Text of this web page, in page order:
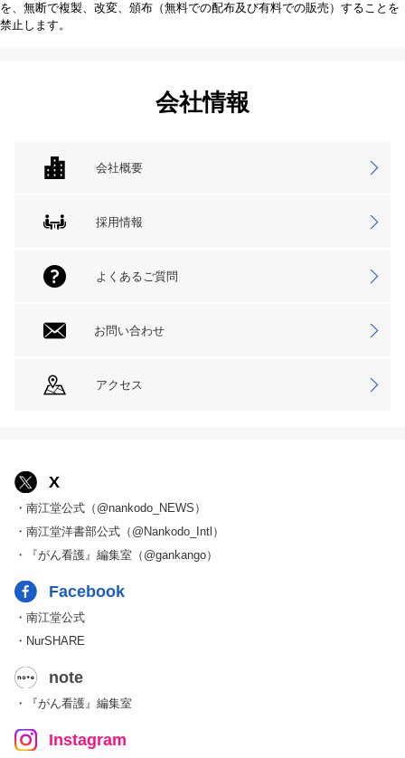
を、無断で複製、改変、頒布（無料での配布及び有料での販売）することを
禁止します。
会社情報
会社概要
採用情報
よくあるご質問
お問い合わせ
アクセス
X
・南江堂公式（@nankodo_NEWS）
・南江堂洋書部公式（@Nankodo_Intl）
・『がん看護』編集室（@gankango）
Facebook
・南江堂公式
・NurSHARE
note
・『がん看護』編集室
Instagram